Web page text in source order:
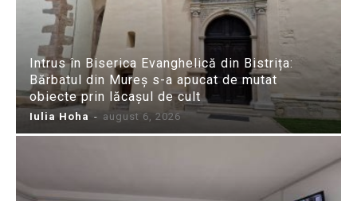
Intrus în Biserica Evanghelică din Bistrița:
Bărbatul din Mureș s-a apucat de mutat
obiecte prin lăcașul de cult
Iulia Hoha - august 6, 2026